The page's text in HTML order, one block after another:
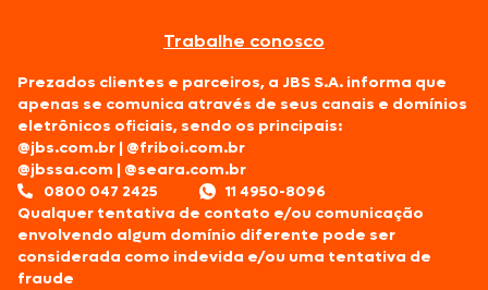
Trabalhe conosco
Prezados clientes e parceiros, a JBS S.A. informa que
apenas se comunica através de seus canais e domínios
eletrônicos oficiais, sendo os principais:
@jbs.com.br |@friboi.com.br
@jbssa.com |@seara.com.br
0800 047 2425
11 4950-8096
Qualquer tentativa de contato e/ou comunicação
envolvendo algum domínio diferente pode ser
considerada como indevida e/ou uma tentativa de
fraude